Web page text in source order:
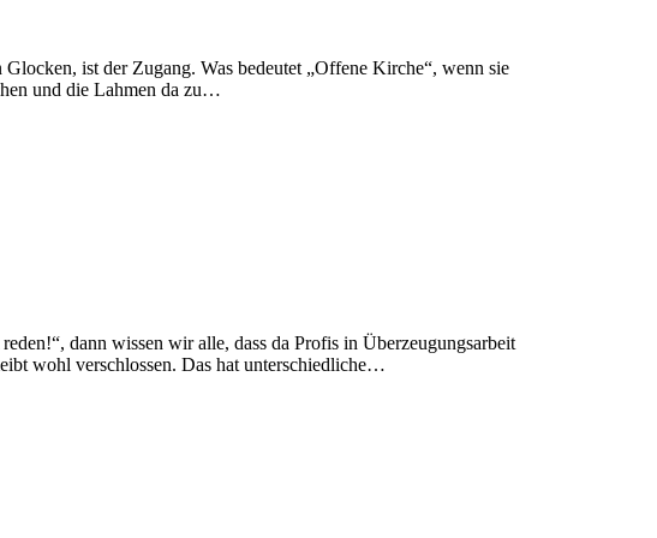
ist der Zugang. Was bedeutet „Offene Kirche“, wenn sie
und die Lahmen da zu…
dann wissen wir alle, dass da Profis in Überzeugungsarbeit
wohl verschlossen. Das hat unterschiedliche…